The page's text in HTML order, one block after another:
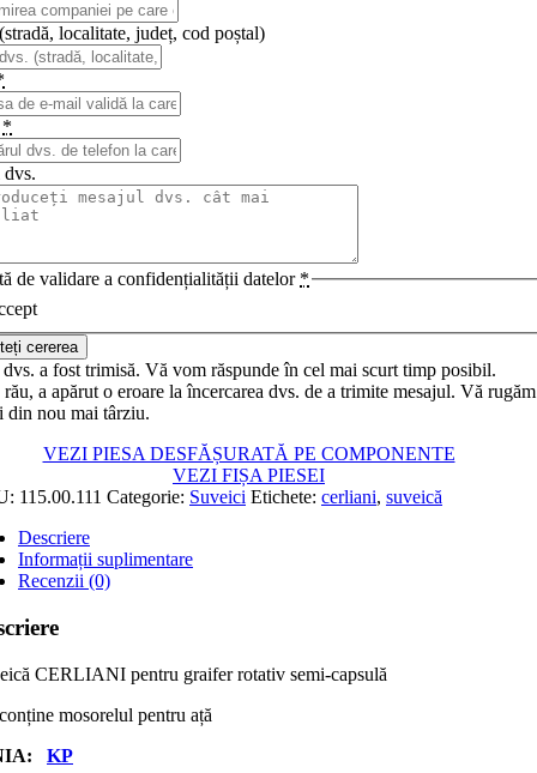
localitate, județ, cod poștal)
*
de validare a confidențialității datelor *
cererea
dvs. a fost trimisă. Vă vom răspunde în cel mai scurt timp posibil.
a apărut o eroare la încercarea dvs. de a trimite mesajul. Vă
din nou mai târziu.
VEZI PIESA DESFĂȘURATĂ PE COMPONENTE
VEZI FIȘA PIESEI
115.00.111 Categorie: Suveici Etichete: cerliani, suveică
Descriere
Informații suplimentare
Recenzii (0)
CERLIANI pentru graifer rotativ semi-capsulă
mosorelul pentru ață
KP